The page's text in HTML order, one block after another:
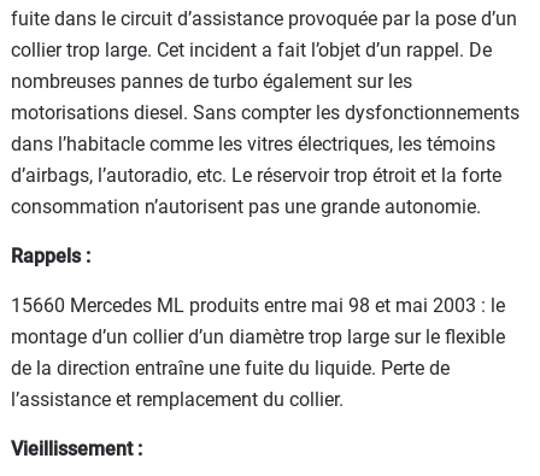
fuite dans le circuit d’assistance provoquée par la pose d’un
collier trop large. Cet incident a fait l’objet d’un rappel. De
nombreuses pannes de turbo également sur les
motorisations diesel. Sans compter les dysfonctionnements
dans l’habitacle comme les vitres électriques, les témoins
d’airbags, l’autoradio, etc. Le réservoir trop étroit et la forte
consommation n’autorisent pas une grande autonomie.
Rappels :
15660 Mercedes ML produits entre mai 98 et mai 2003 : le
montage d’un collier d’un diamètre trop large sur le flexible
de la direction entraîne une fuite du liquide. Perte de
l’assistance et remplacement du collier.
Vieillissement :